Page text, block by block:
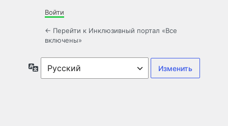
Войти
← Перейти к Инклюзивный портал «Все
включены»
Язык